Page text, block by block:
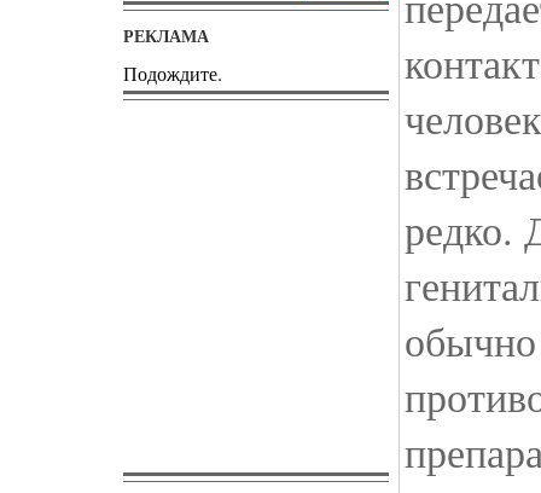
РЕКЛАМА
Подождите.
редко.